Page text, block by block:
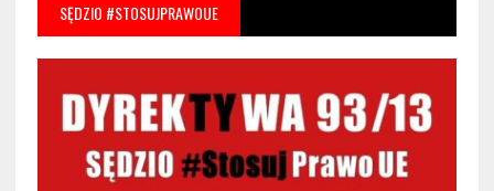
SĘDZIO #STOSUJPRAWOUE